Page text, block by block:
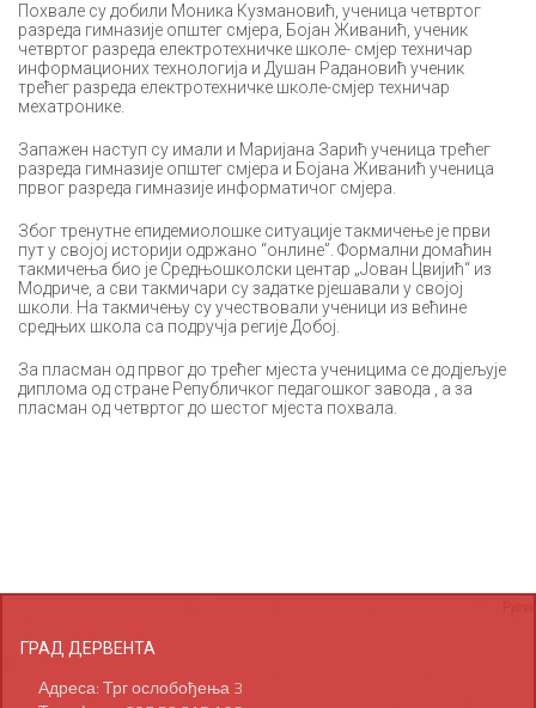
Похвале су добили Моника Кузмановић, ученица четвртог
разреда гимназије општег смјера, Бојан Живанић, ученик
четвртог разреда електротехничке школе- смјер техничар
информационих технологија и Душан Радановић ученик
трећег разреда електротехничке школе-смјер техничар
мехатронике.
Запажен наступ су имали и Маријана Зарић ученица трећег
разреда гимназије општег смјера и Бојана Живанић ученица
првог разреда гимназије информатичог смјера.
Због тренутне епидемиолошке ситуације такмичење је први
пут у својој историји одржано “онлине”. Формални домаћин
такмичења био је Средњошколски центар „Јован Цвијић“ из
Модриче, а сви такмичари су задатке рјешавали у својој
школи. На такмичењу су учествовали ученици из већине
средњих школа са подручја регије Добој.
За пласман од првог до трећег мјеста ученицима се додјељује
диплома од стране Републичког педагошког завода , а за
пласман од четвртог до шестог мјеста похвала.
ГРАД ДЕРВЕНТА
Адреса: Трг ослобођења 3